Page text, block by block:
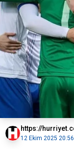
https://
12 Ekim 2025 20:56